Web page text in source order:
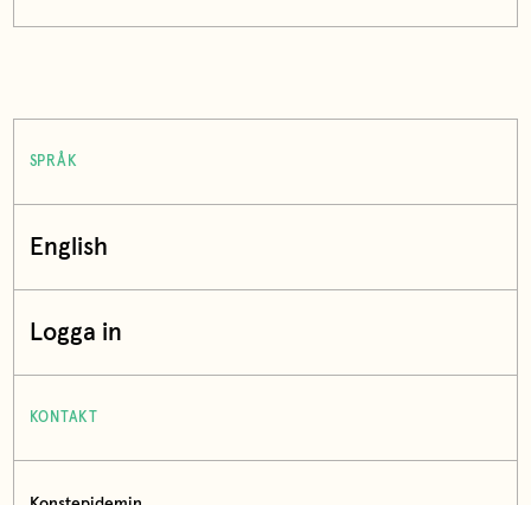
SPRÅK
English
Logga in
KONTAKT